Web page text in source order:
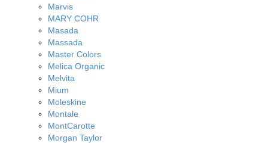
Marvis
MARY COHR
Masada
Massada
Master Colors
Melica Organic
Melvita
Mium
Moleskine
Montale
MontCarotte
Morgan Taylor